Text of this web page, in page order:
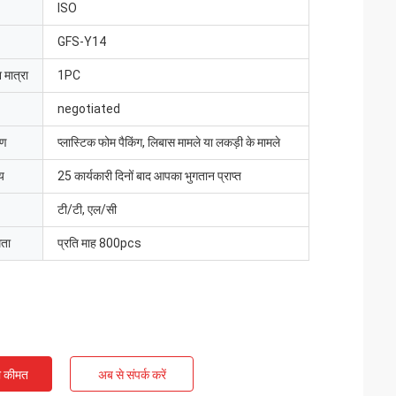
ISO
GFS-Y14
1PC
negotiated
प्लास्टिक फोम पैकिंग, लिबास मामले या लकड़ी के मामले
25 कार्यकारी दिनों बाद आपका भुगतान प्राप्त
टी/टी, एल/सी
प्रति माह 800pcs
कीमत अब से संपर्क करें